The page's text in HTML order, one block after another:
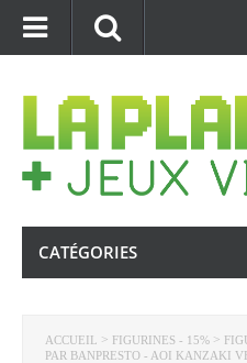
CATÉGORIES
ACCUEIL > FIGURINES - 15% >
PAR BANPRESTO - AOI KANZAKI